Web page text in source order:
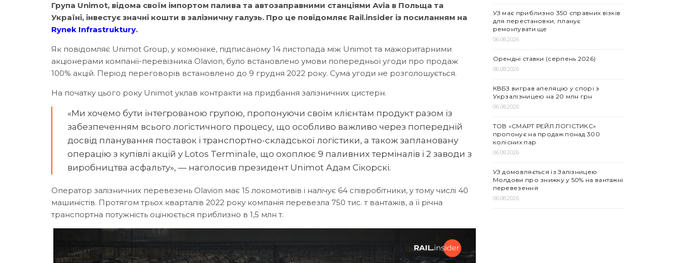
Група Unimot, відома своїм імпортом палива та автозаправними станціями Avia в Польща та
Україні, інвестує значні кошти в залізничну галузь. Про це повідомляє Rail.insider із посиланням на
Rynek Infrastruktury.
Як повідомляє Unimot Group, у комюніке, підписаному 14 листопада між Unimot та мажоритарними
акціонерами компанії-перевізника Olavion, було встановлено умови попередньої угоди про продаж
100% акцій. Період переговорів встановлено до 9 грудня 2022 року. Сума угоди не розголошується.
На початку цього року Unimot уклав контракти на придбання залізничних цистерн.
«Ми хочемо бути інтегрованою групою, пропонуючи своїм клієнтам продукт разом із
забезпеченням всього логістичного процесу, що особливо важливо через попередній
досвід планування поставок і транспортно-складської логістики, а також заплановану
операцію з купівлі акцій у Lotos Terminale, що охоплює 9 паливних терміналів і 2 заводи з
виробництва асфальту», — наголосив президент Unimot Адам Сікорскі.
Оператор залізничних перевезень Olavion має 15 локомотивів і налічує 64 співробітники, у тому числі 40
машиністів. Протягом трьох кварталів 2022 року компанія перевезла 750 тис. т вантажів, а її річна
транспортна потужність оцінюється приблизно в 1,5 млн т.
УЗ має приблизно 350 справних візків
для перестановки, планує
ремонтувати ще
06.08.2026
Орендні ставки (серпень 2026)
06.08.2026
КВБЗ виграв апеляцію у спорі з
Укрзалізницею на 20 млн грн
06.08.2026
ТОВ «СМАРТ РЕЙЛ ЛОГІСТИКС»
пропонує на продаж понад 300
колісних пар
06.08.2026
УЗ домовляється із Залізницею
Молдови про знижку у 50% на вантажні
перевезення
06.08.2026